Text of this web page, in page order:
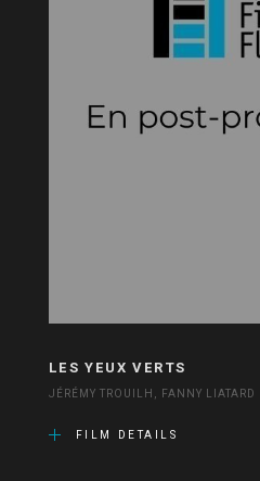
LES YEUX VERTS
JÉRÉMY TROUILH, FANNY LIATARD
FILM DETAILS